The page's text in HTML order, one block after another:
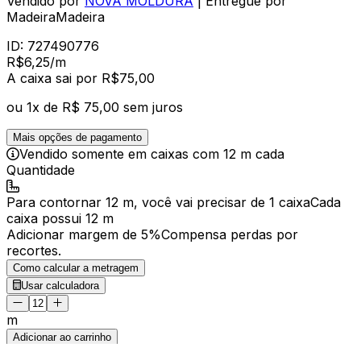
MadeiraMadeira
ID: 727490776
R$6,25/m
A caixa sai por R$75,00
ou 1x de R$ 75,00 sem juros
Mais opções de pagamento
Vendido somente em caixas com 12 m cada
Quantidade
Para contornar 12 m, você vai precisar de 1 caixaCada
caixa possui 12 m
Adicionar margem de 5%Compensa perdas por
recortes.
Como calcular a metragem
Usar calculadora
m
Adicionar ao carrinho